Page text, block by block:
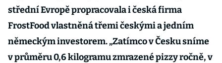
střední Evropě propracovala i česká firma
FrostFood vlastněná třemi českými a jedním
německým investorem. „Zatímco v Česku sníme
v průměru 0,6 kilogramu zmrazené pizzy ročně, v